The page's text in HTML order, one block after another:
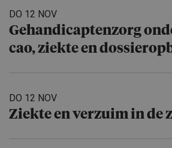
DO 12 NOV
Gehandicap­ten­zorg
cao, ziekte en
DO 12 NOV
Ziekte en verzuim in de